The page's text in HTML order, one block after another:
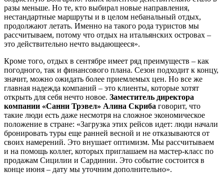
разы меньше. Но те, кто выбирал новые направления,
нестандартные маршруты и в целом небанальный отдых,
продолжают летать. Именно на такого рода туристов мы
рассчитываем, потому что отдых на итальянских островах –
это действительно нечто выдающееся».
Кроме того, отдых в сентябре имеет ряд преимуществ – как
погодного, так и финансового плана. Сезон подходит к концу,
значит, можно ожидать более приемлемых цен. Но все же
главная надежда компаний – это клиенты, которые хотят
открыть для себя нечто новое. Заместитель директора
компании «Санни Трэвел» Алина Скриба говорит, что
такие люди есть даже несмотря на сложное экономическое
положение в стране: «Загрузка этих рейсов идет: люди начали
бронировать туры еще ранней весной и не отказываются от
своих намерений. Это внушает оптимизм. Мы рассчитываем
и на помощь коллег, которых приглашаем на мастер-класс по
продажам Сицилии и Сардинии. Это событие состоится в
конце июня – дату мы уточним дополнительно».